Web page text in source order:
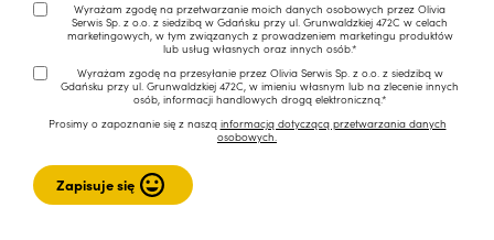
Wyrażam zgodę na przetwarzanie moich danych osobowych przez Olivia
Serwis Sp. z o.o. z siedzibą w Gdańsku przy ul. Grunwaldzkiej 472C w celach
marketingowych, w tym związanych z prowadzeniem marketingu produktów
lub usług własnych oraz innych osób.*
Wyrażam zgodę na przesyłanie przez Olivia Serwis Sp. z o.o. z siedzibą w
Gdańsku przy ul. Grunwaldzkiej 472C, w imieniu własnym lub na zlecenie innych
osób, informacji handlowych drogą elektroniczną.*
Prosimy o zapoznanie się z naszą informacją dotyczącą przetwarzania danych
osobowych.